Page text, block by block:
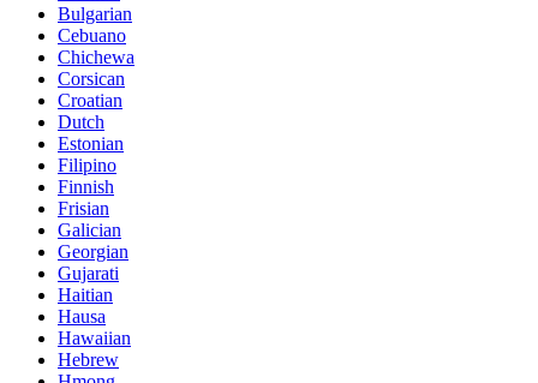
Bulgarian
Cebuano
Chichewa
Corsican
Croatian
Dutch
Estonian
Filipino
Finnish
Frisian
Galician
Georgian
Gujarati
Haitian
Hausa
Hawaiian
Hebrew